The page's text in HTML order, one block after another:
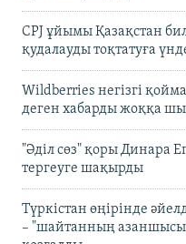
CPJ ұйымы Қазақстан
қудалауды тоқтатуға
Wildberries негізгі
деген хабарды жоққа
"Әділ сөз" қоры Динара
тергеуге шақырды
Түркістан өңірінде
– "шайтанның азаншысы"